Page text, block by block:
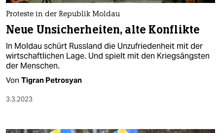
Proteste in der Republik Moldau
Neue Unsicherheiten, alte Konflikte
In Moldau schürt Russland die Unzufriedenheit mit der
wirtschaftlichen Lage. Und spielt mit den Kriegsängsten
der Menschen.
Von Tigran Petrosyan
3.3.2023